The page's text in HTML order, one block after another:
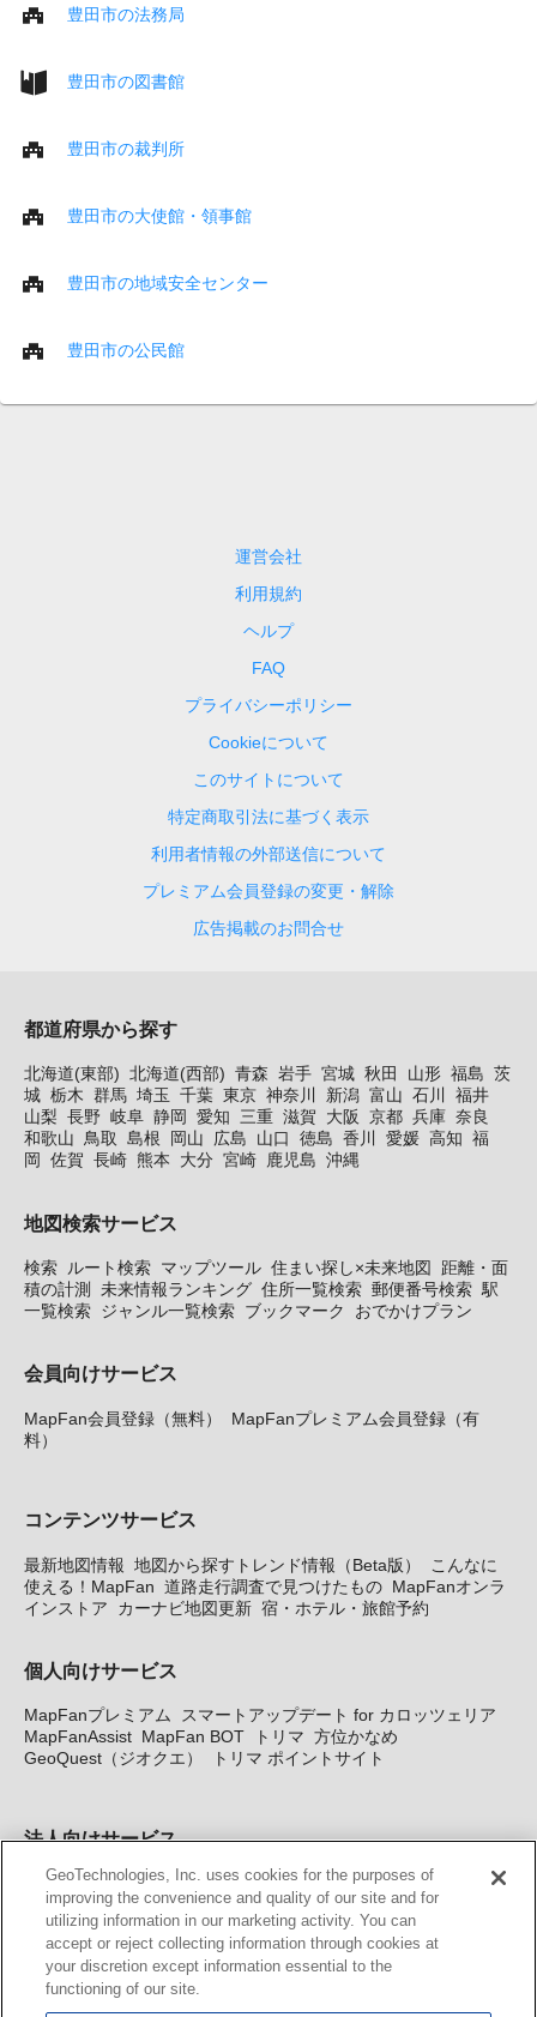
豊田市の法務局
豊田市の図書館
豊田市の裁判所
豊田市の大使館・領事館
豊田市の地域安全センター
豊田市の公民館
運営会社
利用規約
ヘルプ
FAQ
プライバシーポリシー
Cookieについて
このサイトについて
特定商取引法に基づく表示
利用者情報の外部送信について
プレミアム会員登録の変更・解除
広告掲載のお問合せ
都道府県から探す
北海道(東部) 北海道(西部) 青森 岩手 宮城 秋田 山形 福島 茨
城 栃木 群馬 埼玉 千葉 東京 神奈川 新潟 富山 石川
福井
山梨 長野 岐阜 静岡 愛知 三重 滋賀 大阪 京都 兵庫 奈良
和歌山 鳥取 島根 岡山 広島 山口 徳島 香川 愛媛 高知 福
岡
佐賀 長崎 熊本 大分 宮崎 鹿児島 沖縄
地図検索サービス
検索 ルート検索 マップツール 住まい探し×未来地図
距離・面
積の計測
未来情報ランキング 住所一覧検索 郵便番号検索 駅
一覧検索 ジャンル一覧検索 ブックマーク おでかけプラン
会員向けサービス
MapFan会員登録（無料）
MapFanプレミアム会員登録（有
料）
コンテンツサービス
最新地図情報 地図から探すトレンド情報（Beta版）
こんなに
使える！MapFan 道路走行調査で見つけたもの MapFanオンラ
インストア
カーナビ地図更新 宿・ホテル・旅館予約
個人向けサービス
MapFanプレミアム
スマートアップデート for カロッツェリア
MapFanAssist MapFan BOT トリマ 方位かなめ
GeoQuest（ジオクエ）
トリマ ポイントサイト
法人向けサービス
法人向け地図・位置情報サービス WEBサイト・システム向け地
図API Windows PC向け地図開発キット MapFan DB 住所確認
サービス
MAP WORLD+ トリマ広告 Geo-Research
カーナビ地図更新サービス
GeoTechnologies, Inc. uses cookies for the purposes of
improving the convenience and quality of our site and for
utilizing information in our marketing activity. You can
accept or reject collecting information through cookies at
your discretion except information essential to the
functioning of our site.